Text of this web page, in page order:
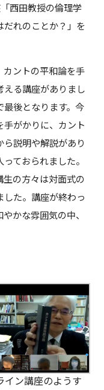
西田教授の倫理学
れのことか？」を
ントの平和論を手
る講座がありまし
後となります。今
がかりに、カント
説明や解説があり
ておられました。
の方々は対面式の
た。講座が終わっ
かな雰囲気の中、
イン講座のようす